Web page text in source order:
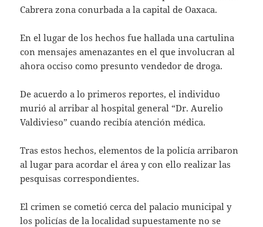
Cabrera zona conurbada a la capital de Oaxaca.
En el lugar de los hechos fue hallada una cartulina
con mensajes amenazantes en el que involucran al
ahora occiso como presunto vendedor de droga.
De acuerdo a lo primeros reportes, el individuo
murió al arribar al hospital general “Dr. Aurelio
Valdivieso” cuando recibía atención médica.
Tras estos hechos, elementos de la policía arribaron
al lugar para acordar el área y con ello realizar las
pesquisas correspondientes.
El crimen se cometió cerca del palacio municipal y
los policías de la localidad supuestamente no se